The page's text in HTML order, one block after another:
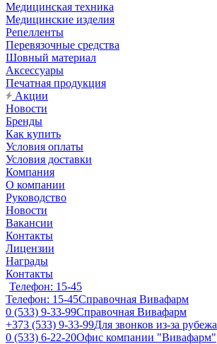
Медицинская техника
Медицинские изделия
Репелленты
Перевязочные средства
Шовный материал
Аксессуары
Печатная продукция
Акции
Новости
Бренды
Как купить
Условия оплаты
Условия доставки
Компания
О компании
Руководство
Новости
Вакансии
Контакты
Лицензии
Награды
Контакты
Телефон: 15-45
Телефон: 15-45Справочная Вивафарм
0 (533) 9-33-99Справочная Вивафарм
+373 (533) 9-33-99Для звонков из-за рубежа
0 (533) 6-22-20Офис компании "Вивафарм"